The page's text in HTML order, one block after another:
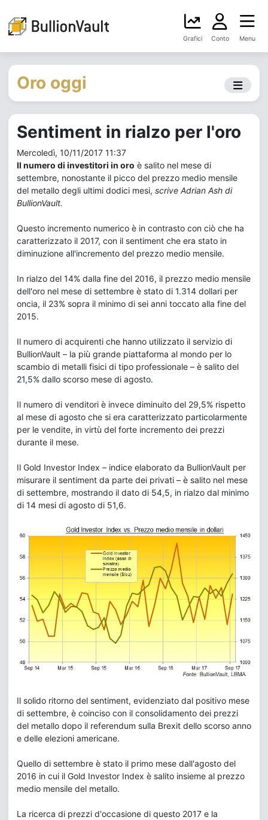
Grafici Conto Menu
Oro oggi
Sentiment in rialzo per l'oro
Mercoledì, 10/11/2017 11:37
Il numero di investitori in oro è salito nel mese di
settembre, nonostante il picco del prezzo medio mensile
del metallo degli ultimi dodici mesi, scrive Adrian Ash di
BullionVault.
Questo incremento numerico è in contrasto con ciò che ha
caratterizzato il 2017, con il sentiment che era stato in
diminuzione all'incremento del prezzo medio mensile.
In rialzo del 14% dalla fine del 2016, il prezzo medio mensile
dell'oro nel mese di settembre è stato di 1.314 dollari per
oncia, il 23% sopra il minimo di sei anni toccato alla fine del
2015.
Il numero di acquirenti che hanno utilizzato il servizio di
BullionVault – la più grande piattaforma al mondo per lo
scambio di metalli fisici di tipo professionale – è salito del
21,5% dallo scorso mese di agosto.
Il numero di venditori è invece diminuito del 29,5% rispetto
al mese di agosto che si era caratterizzato particolarmente
per le vendite, in virtù del forte incremento dei prezzi
durante il mese.
Il Gold Investor Index – indice elaborato da BullionVault per
misurare il sentiment da parte dei privati – è salito nel mese
di settembre, mostrando il dato di 54,5, in rialzo dal minimo
di 14 mesi di agosto di 51,6.
Il solido ritorno del sentiment, evidenziato dal positivo mese
di settembre, è coinciso con il consolidamento dei prezzi
del metallo dopo il referendum sulla Brexit dello scorso anno
e delle elezioni americane.
Quello di settembre è stato il primo mese dall'agosto del
2016 in cui il Gold Investor Index è salito insieme al prezzo
medio mensile del metallo.
La ricerca di prezzi d'occasione di questo 2017 e la